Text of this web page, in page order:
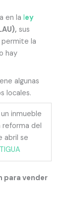
en laley
sus
la
hay
algunas
locales.
inmueble
reforma del
abril se
para vender